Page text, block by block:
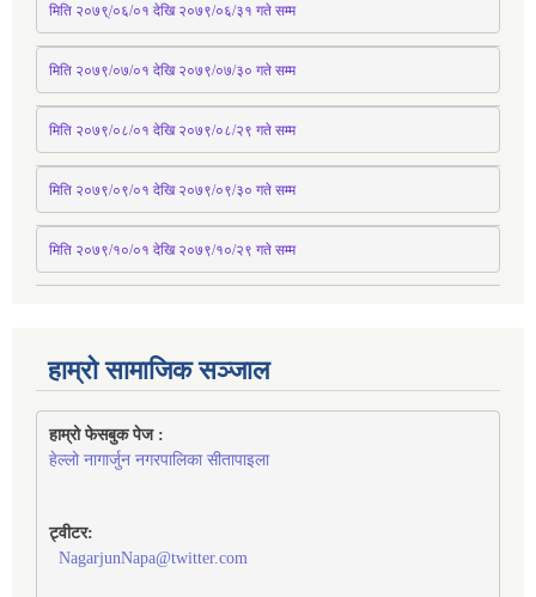
मिति २०७९्/०६/०१ देखि २०७९/०६/३१ गते सम्म
मिति २०७९/०७/०१ देखि २०७९/०७/३० गते सम्म
मिति २०७९/०८/०१ देखि २०७९/०८/२९ गते सम्म
मिति २०७९/०९/०१ देखि २०७९/०९/३० गते सम्म
मिति २०७९/१०/०१ देखि २०७९/१०/२९ गते सम्म
हाम्रो सामाजिक सञ्जाल
हाम्रो फेसबुक पेज :
हेल्लो नागार्जुन नगरपालिका सीतापाइला
ट्वीटर:
NagarjunNapa@twitter.com